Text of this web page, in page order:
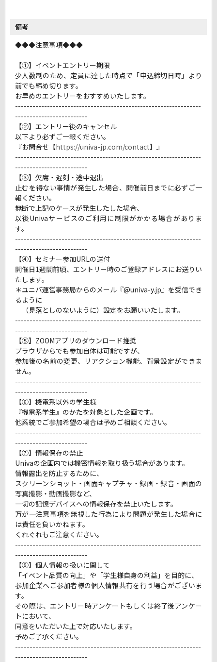
備考
◆◆◆注意事項◆◆◆
【①】イベントエントリー期限
少人数制のため、定員に達した時点で「申込締切日時」より
前でも締め切ります。
お早めのエントリーをおすすめいたします。
----------------------------------------------------------------
-------------------------
【②】エントリー後のキャンセル
以下より必ずご一報ください。
『お問合せ【https://univa-jp.com/contact】』
----------------------------------------------------------------
-------------------------
【➂】欠席・遅刻・途中退出
止むを得ない事情が発生した場合、開催前日までに必ずご一
報ください。
無断で上記のケースが発生したした場合、
以後Univaサービスのご利用に制限がかかる場合がありま
す。
----------------------------------------------------------------
-------------------------
【④】セミナー参加URLの送付
開催日1週間前頃、エントリー時のご登録アドレスにお送りい
たします。
＊ユニバ運営事務局からのメール『@univa-y.jp』を受信でき
るように
（見落としのないように）設定をお願いいたします。
----------------------------------------------------------------
-------------------------
【⑤】ZOOMアプリのダウンロード推奨
ブラウザからでも参加自体は可能ですが、
参加後の名前の変更、リアクション機能、背景設定ができま
せん。
----------------------------------------------------------------
-------------------------
【⑥】機電系以外の学生様
『機電系学生』のかたを対象とした企画です。
他系統でご参加希望の場合は予めご相談ください。
----------------------------------------------------------------
-------------------------
【⑦】情報保存の禁止
Univaの企画内では機密情報を取り扱う場合があります。
情報露出を防止するために、
スクリーンショット・画面キャプチャ・録画・録音・画面の
写真撮影・動画撮影など、
一切の記憶デバイスへの情報保存を禁止いたします。
万が一注意事項を無視した行為により問題が発生した場合に
は責任を負いかねます。
くれぐれもご注意ください。
----------------------------------------------------------------
-------------------------
【⑧】個人情報の扱いに関して
「イベント品質の向上」や「学生様自身の利益」を目的に、
参加企業へご参加者様の個人情報共有を行う場合がございま
す。
その際は、エントリー時アンケートもしくは終了後アンケー
トにおいて、
同意をいただいた上で対応いたします。
予めご了承ください。
----------------------------------------------------------------
-------------------------